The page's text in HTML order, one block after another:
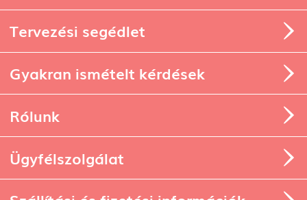
Tervezési segédlet
Gyakran ismételt kérdések
Rólunk
Ügyfélszolgálat